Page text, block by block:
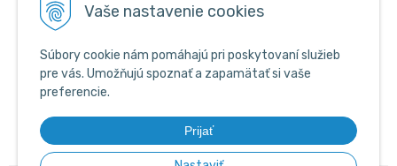
Vaše nastavenie cookies
Súbory cookie nám pomáhajú pri poskytovaní služieb
pre vás. Umožňujú spoznať a zapamätať si vaše
preferencie.
Prijať
Sledujte nás
ŠKP-SHOP